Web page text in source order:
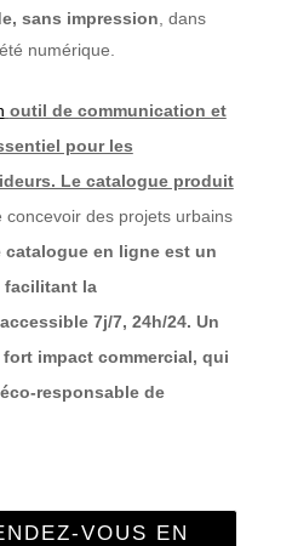
sans impression , dans
numérique.
outil de communication et
pour les
Le catalogue produit
concevoir des projets urbains
catalogue en ligne est un
facilitant la
7j/7, 24h/24. Un
impact commercial, qui
responsablede
VOUS EN